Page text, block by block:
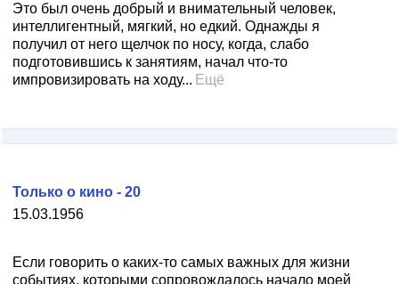
Это был очень добрый и внимательный человек,
интеллигентный, мягкий, но едкий. Однажды я
получил от него щелчок по носу, когда, слабо
подготовившись к занятиям, начал что-то
импровизировать на ходу... Ещё
15.03.1956
Только о кино - 20
Если говорить о каких-то самых важных для жизни
событиях, которыми сопровождалось начало моей